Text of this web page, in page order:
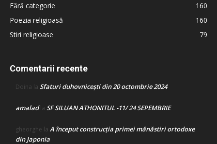
Fără categorie
160
Poezia religioasă
160
Stiri religioase
79
Comentarii recente
Doina la Sfaturi duhovnicești din 20 octombrie 2024
amaladla SF SILUAN ATHONITUL -11/ 24 SEPEMBRIE
gheorghe la A început construcţia primei mănăstiri ortodoxe
din Japonia